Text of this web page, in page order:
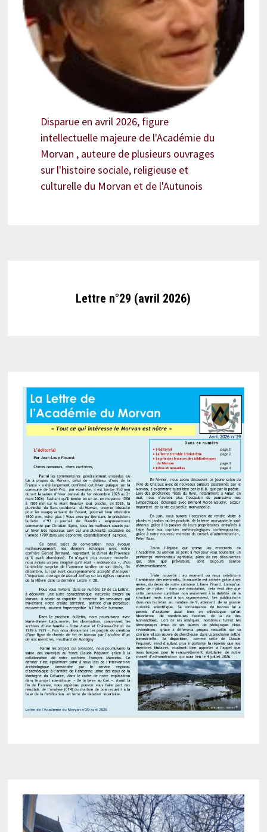
Disparue en avril 2026, figure
intellectuelle majeure de l'Académie du
Morvan , auteure de plusieurs ouvrages
sur l'histoire sociale, religieuse et
culturelle du Morvan et de l'Autunois
Lettre n°29 (avril 2026)